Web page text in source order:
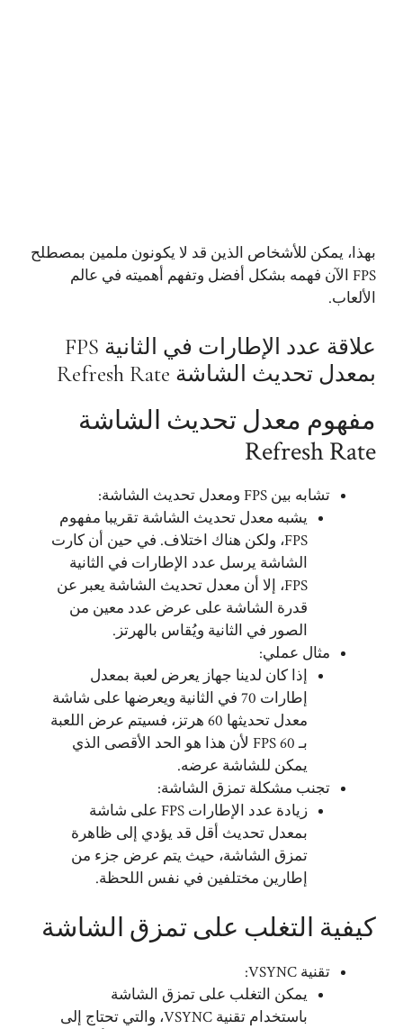
بهذا، يمكن للأشخاص الذين قد لا يكونون ملمين بمصطلح
FPS الآن فهمه بشكل أفضل وتفهم أهميته في عالم
الألعاب.
علاقة عدد الإطارات في الثانية FPS
بمعدل تحديث الشاشة Refresh Rate
مفهوم معدل تحديث الشاشة
Refresh Rate
تشابه بين FPS ومعدل تحديث الشاشة:
يشبه معدل تحديث الشاشة تقريبا مفهوم
FPS، ولكن هناك اختلاف. في حين أن كارت
الشاشة يرسل عدد الإطارات في الثانية
FPS، إلا أن معدل تحديث الشاشة يعبر عن
قدرة الشاشة على عرض عدد معين من
الصور في الثانية ويُقاس بالهرتز.
مثال عملي:
إذا كان لدينا جهاز يعرض لعبة بمعدل
إطارات 70 في الثانية ويعرضها على شاشة
معدل تحديثها 60 هرتز، فسيتم عرض اللعبة
بـ 60 FPS لأن هذا هو الحد الأقصى الذي
يمكن للشاشة عرضه.
تجنب مشكلة تمزق الشاشة:
زيادة عدد الإطارات FPS على شاشة
بمعدل تحديث أقل قد يؤدي إلى ظاهرة
تمزق الشاشة، حيث يتم عرض جزء من
إطارين مختلفين في نفس اللحظة.
كيفية التغلب على تمزق الشاشة
تقنية VSYNC:
يمكن التغلب على تمزق الشاشة
باستخدام تقنية VSYNC، والتي تحتاج إلى